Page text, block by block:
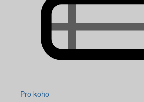
Pro koho